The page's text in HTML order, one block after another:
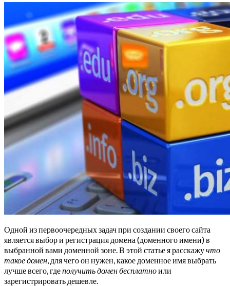
Одной из первоочередных задач при создании своего сайта
является выбор и регистрация домена (доменного имени) в
выбранной вами доменной зоне. В этой статье я расскажучто
такое домен , для чего он нужен, какое доменное имя выбрать
лучше всего, где получить домен бесплатноили
зарегистрировать дешевле.